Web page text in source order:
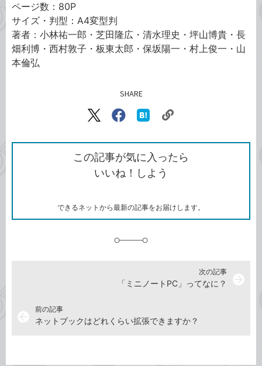
ページ数：80P
サイズ・判型：A4変型判
著者：小林祐一郎・芝田隆広・清水理史・坪山博貴・長
畑利博・西村敦子・板東太郎・保坂陽一・村上俊一・山
本倫弘
SHARE
X（旧
で
シ
ェ
ア
Facebook
シ
ェ
ア
な
ブ
ッ
ク
ク
ク
を
コ
この記事が気に入ったら
いいね！しよう
できるネットから最新の記事をお届けします。
前の記事
ネットブックはどれくらい拡張できますか？
次の記事
「ミニノートPC」ってなに？